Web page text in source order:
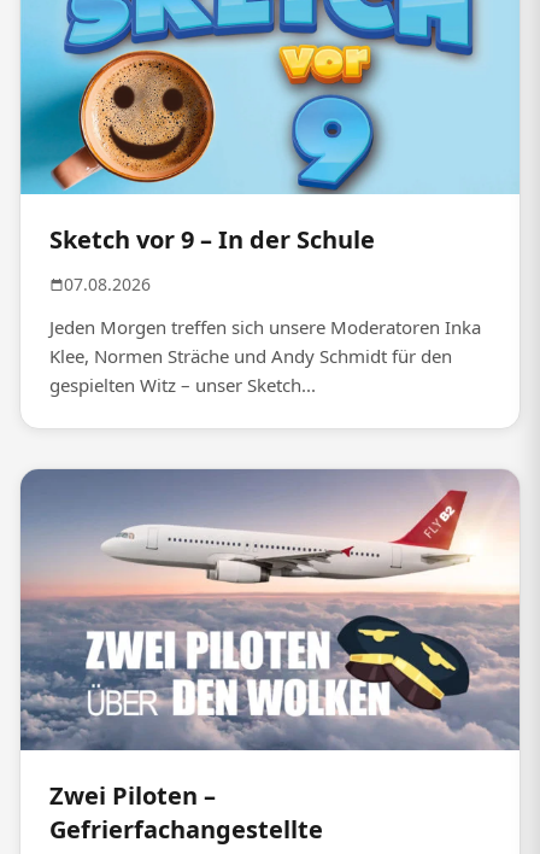
Sketch vor 9 – In der Schule
07.08.2026
Jeden Morgen treffen sich unsere Moderatoren Inka
Klee, Normen Sträche und Andy Schmidt für den
gespielten Witz – unser Sketch...
Zwei Piloten –
Gefrierfachangestellte